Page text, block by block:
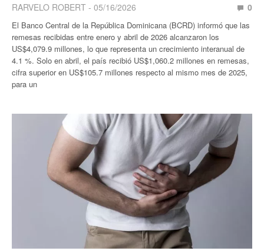
RARVELO ROBERT 05/16/2026 0
El Banco Central de la República Dominicana (BCRD) informó que las
remesas recibidas entre enero y abril de 2026 alcanzaron los
US$4,079.9 millones, lo que representa un crecimiento interanual de
4.1 %. Solo en abril, el país recibió US$1,060.2 millones en remesas,
cifra superior en US$105.7 millones respecto al mismo mes de 2025,
para un